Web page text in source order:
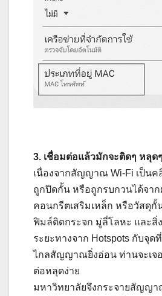
3. เชื่อมต่อแล้วมักจะติดๆ หลุด
เนื่องจากสัญญาณ Wi-Fi เป็นค
ถูกปิดกั้น หรือถูกรบกวนได้จาก
คอนกรีตเสริมเหล็ก หรือวัสดุกั้
ฟิมล์ติดกระจก มู่ลี่โลหะ และ
ระยะทางจาก Hotspots กับจุด
ไกลสัญญาณยิ่งอ่อน ท่านจะเจ
ต่อหลุดง่าย
มหาวิทยาลัยจึงกระจายสัญญา